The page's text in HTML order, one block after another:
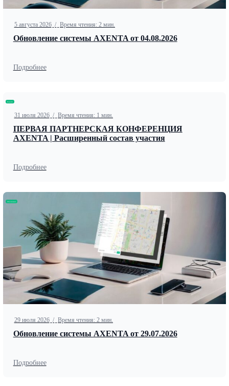
5 августа 2026 / Время чтения: 2 мин.
Обновление системы AXENTA от 04.08.2026
Подробнее
Новости
31 июля 2026 / Время чтения: 1 мин.
ПЕРВАЯ ПАРТНЕРСКАЯ КОНФЕРЕНЦИЯ
AXENTA | Расширенный состав участия
Подробнее
Обновление
29 июля 2026 / Время чтения: 2 мин.
Обновление системы AXENTA от 29.07.2026
Подробнее